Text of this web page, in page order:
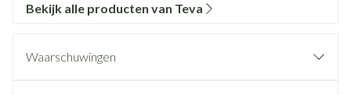
Bekijk alle producten van Teva
Waarschuwingen